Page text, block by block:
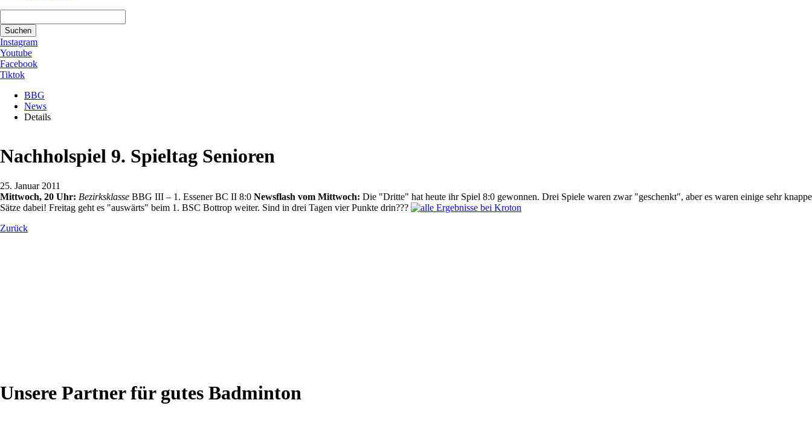
Suchen
Instagram
Youtube
Facebook
Tiktok
BBG
News
Details
Nachholspiel 9. Spieltag Senioren
25. Januar 2011
Mittwoch, 20 Uhr: Bezirksklasse BBG III – 1. Essener BC II 8:0 Newsflash vom Mittwoch: Die "Dritte" hat heute ihr Spiel 8:0 gewonnen. Drei Spiele waren zwar "geschenkt", aber es waren einige sehr knappe
Sätze dabei! Freitag geht es "auswärts" beim 1. BSC Bottrop weiter. Sind in drei Tagen vier Punkte drin???
Zurück
Unsere Partner für gutes Badminton